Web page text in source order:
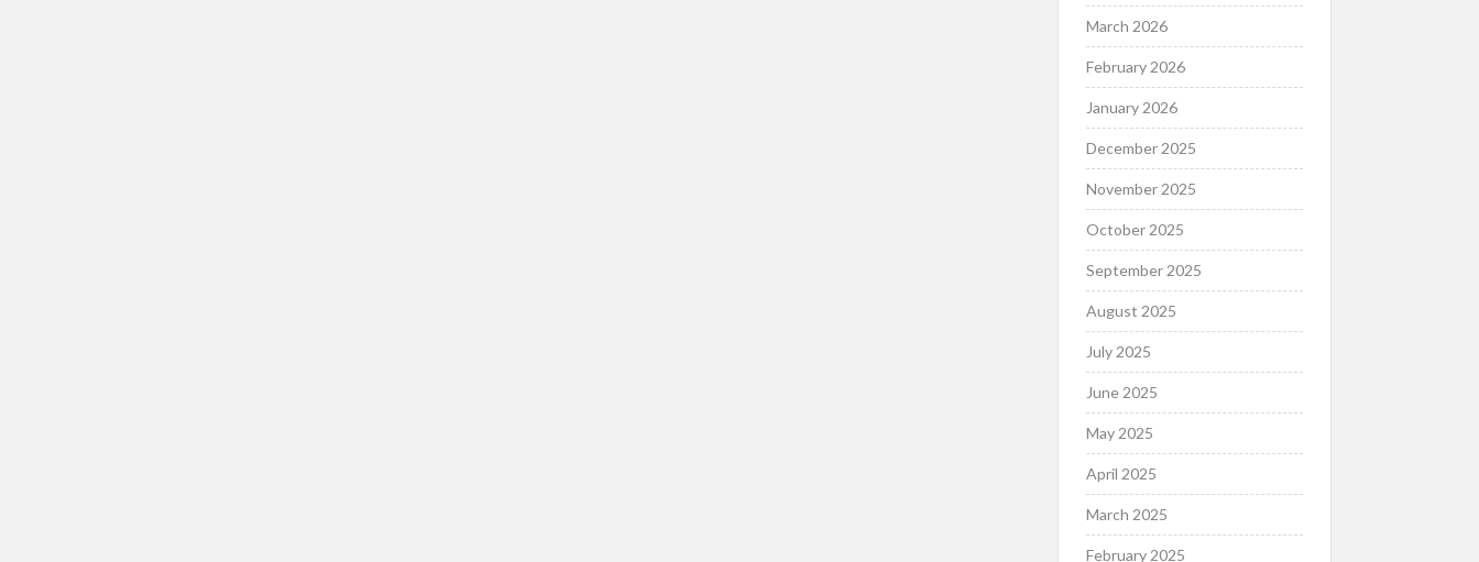
March 2026
February 2026
January 2026
December 2025
November 2025
October 2025
September 2025
August 2025
July 2025
June 2025
May 2025
April 2025
March 2025
February 2025